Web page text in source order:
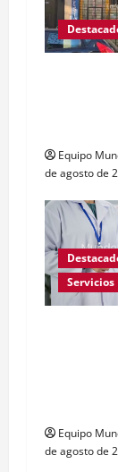
Equipo
de agosto de
Servicios
Equipo
de agosto de